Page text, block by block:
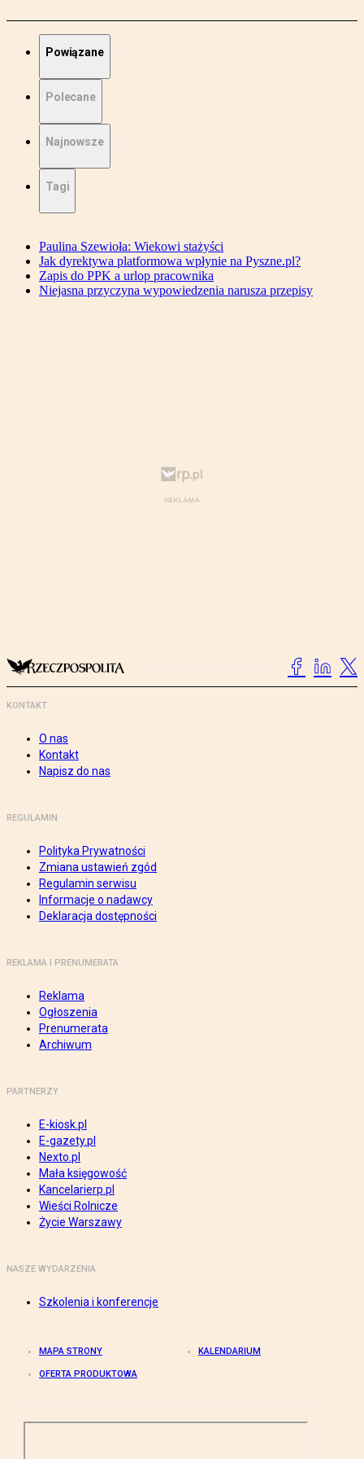
Powiązane
Polecane
Najnowsze
Tagi
Paulina Szewioła: Wiekowi stażyści
Jak dyrektywa platformowa wpłynie na Pyszne.pl?
Zapis do PPK a urlop pracownika
Niejasna przyczyna wypowiedzenia narusza przepisy
KONTAKT
O nas
Kontakt
Napisz do nas
REGULAMIN
Polityka Prywatności
Zmiana ustawień zgód
Regulamin serwisu
Informacje o nadawcy
Deklaracja dostępności
REKLAMA I PRENUMERATA
Reklama
Ogłoszenia
Prenumerata
Archiwum
PARTNERZY
E-kiosk.pl
E-gazety.pl
Nexto.pl
Mała księgowość
Kancelarierp.pl
Wieści Rolnicze
Życie Warszawy
NASZE WYDARZENIA
Szkolenia i konferencje
MAPA STRONY KALENDARIUM
OFERTA PRODUKTOWA